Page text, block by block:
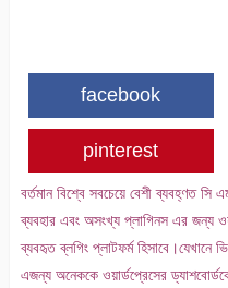
facebook
pinterest
বর্তমান বিশ্বে সবচেয়ে বেশী ব্যবহ্ণত
ব্যবহার এবং অসংখ্য প্লাগিনস এর জন্য
ব্যবহৃত ব্লগিং প্লাটফর্ম হিসাবে।যেখানে
এজন্য অনেককে ওয়ার্ডপ্রেসের